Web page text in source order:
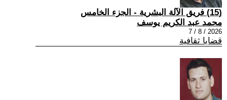
(15) فريق الآلة البشرية - الجزء الخامس
محمد عبد الكريم يوسف
2026 / 8 / 7
قضايا ثقافية